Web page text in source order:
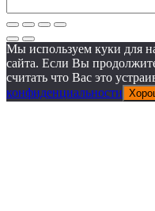
Мы используем куки для
сайта. Если Вы
считать что Вас это
конфиденциальности